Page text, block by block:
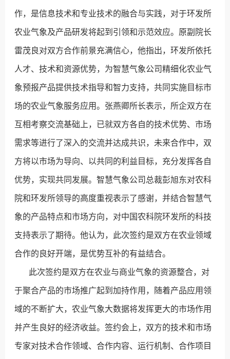
作，是信息技术和专业技术的融合与实践，对于环发所
农业气象及产品研发将起到引领和示范效应。原副院长
雷茂良对双方合作前景充满信心，他指出，环发所依托
人才、技术和资源优势，为智慧气象公司精细化农业气
象预报产品提供技术指导和智力支持，共同实施目标市
场的农业气象服务应用。张燕卿所长表示，所企双方在
互相考察交流基础上，已就双方各自的技术优势、市场
需求等进行了深入的交流并达成共识，未来合作中，双
方将以市场为导向、以共同的利益目标，充分发挥各自
优势，实现共同发展。智慧气象公司总裁彭旭东对农科
院和环发所领导的高度重视表示了感谢，并结合智慧气
象的产品特点和市场方向，对中国农科院环发所的科技
支持表示了期待。他认为，此次签约是双方在农业领域
合作的良好开端，是优势互补的有益结合。
此次签约是双方在农业与商业气象的资源整合，对
于聚合产品的市场推广起到加持作用，随着产品应用领
域的不断扩大，农业气象大数据将发挥更大的市场作用
并产生良好的经济收益。签约会上，双方的技术和市场
专家对技术合作领域、合作内容、运行机制、合作项目